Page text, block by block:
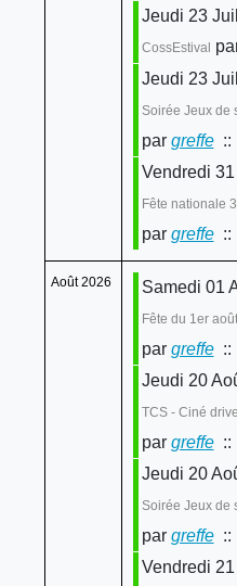
Jeudi 23
CossEstival
Jeudi 23
Soirée Jeux de
par greffe::
Vendredi
Fête nationale
par greffe::
Août 2026 Samedi 01
Fête du 1er
par greffe::
Jeudi 20
TCS - Ciné
par greffe::
Jeudi 20
Soirée Jeux de
par greffe::
Vendredi